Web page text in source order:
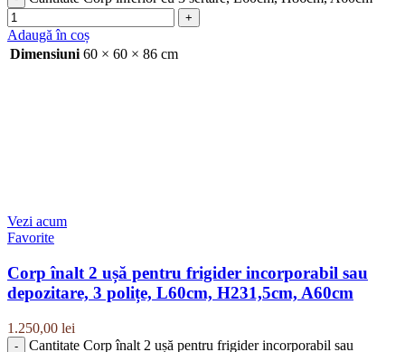
Adaugă în coș
Dimensiuni 60 × 60 × 86 cm
Vezi acum
Favorite
Corp înalt 2 ușă pentru frigider incorporabil sau
depozitare, 3 polițe, L60cm, H231,5cm, A60cm
1.250,00 lei
Cantitate Corp înalt 2 ușă pentru frigider incorporabil sau